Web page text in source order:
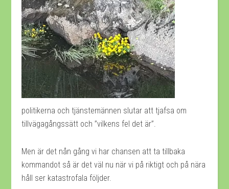
politikerna och tjänstemännen slutar att tjafsa om
tillvägagångssätt och ”vilkens fel det är”.
Men är det nån gång vi har chansen att ta tillbaka
kommandot så är det väl nu när vi på riktigt och på nära
håll ser katastrofala följder.